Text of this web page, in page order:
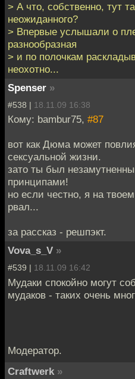
> А что, собственно, тут
неожиданного?
> Впервые услышали о
разнообразная
> и по полочкам
неохотно...
Spenser »
#538 | 18.11.09 16:38
Кому: bambur75, #87
вот как Дюма может
сексуальной жизни.
зато ты был
принципами!
но если честно, я на
рвал...
за рассказ - решпэкт.
Vova_s_V »
#539 | 18.11.09 16:42
Мудаки спокойно могут
мудаков - таких очень
Модератор.
Craftwerk »